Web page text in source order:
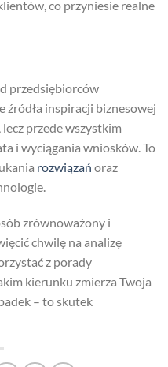
co przyniesie realne
przedsiębiorców
źródła inspiracji biznesowej
przede wszystkim
i wyciągania wniosków. To
rozwiązań oraz
zrównoważony i
chwilę na analizę
z porady
kierunku zmierza Twoja
– to skutek